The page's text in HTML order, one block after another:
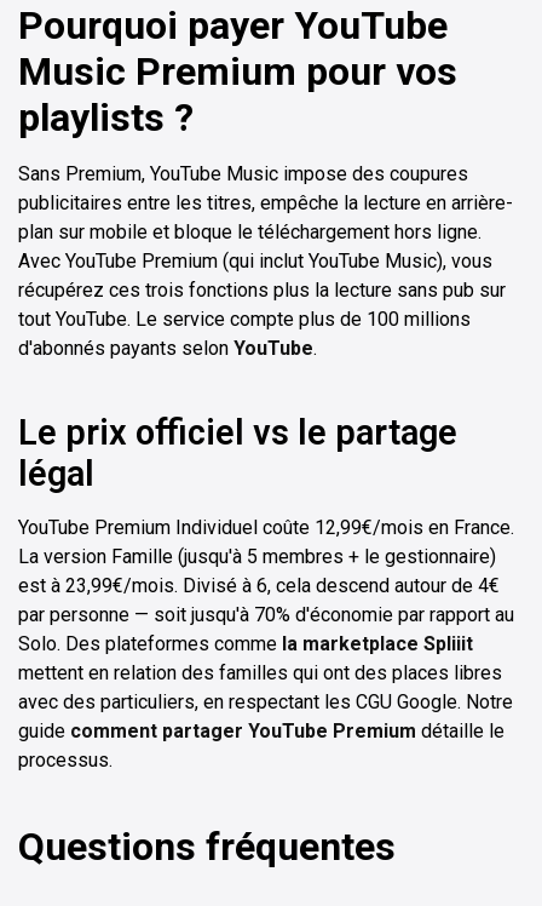
Pourquoi payer YouTube
Music Premium pour vos
playlists ?
Sans Premium, YouTube Music impose des coupures
publicitaires entre les titres, empêche la lecture en arrière-
plan sur mobile et bloque le téléchargement hors ligne.
Avec YouTube Premium (qui inclut YouTube Music), vous
récupérez ces trois fonctions plus la lecture sans pub sur
tout YouTube. Le service compte plus de 100 millions
d'abonnés payants selon YouTube.
Le prix officiel vs le partage
légal
YouTube Premium Individuel coûte 12,99€/mois en France.
La version Famille (jusqu'à 5 membres + le gestionnaire)
est à 23,99€/mois. Divisé à 6, cela descend autour de 4€
par personne — soit jusqu'à 70% d'économie par rapport au
Solo. Des plateformes comme la marketplace Spliiit
mettent en relation des familles qui ont des places libres
avec des particuliers, en respectant les CGU Google. Notre
guide comment partager YouTube Premium détaille le
processus.
Questions fréquentes